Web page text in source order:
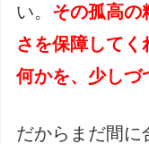
い。 その孤高の
さを保障して
何かを、少しづ
だからまだ間に